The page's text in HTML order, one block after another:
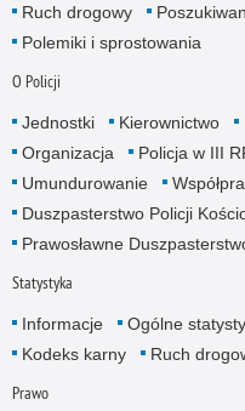
Ruch drogowy
Polemiki i sprostowania
O Policji
Jednostki Kierownictwo
Organizacja
Policja w III
Umundurowanie
Duszpasterstwo Policji
Prawosławne
Statystyka
Informacje Ogólne
Kodeks karny
Ruch
Prawo